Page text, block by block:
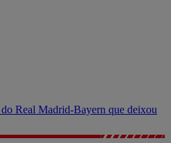
Real Madrid-Bayern que deixou